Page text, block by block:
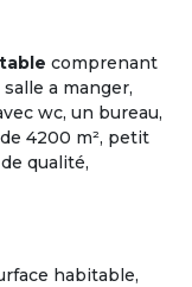
comprenant
a manger,
wc, un bureau,
4200 m², petit
qualité,
habitable,